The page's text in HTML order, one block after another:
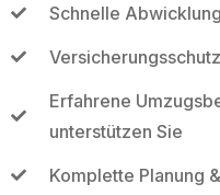
Schnelle
Erfahrene
unterstützen Sie
Komplette Planung